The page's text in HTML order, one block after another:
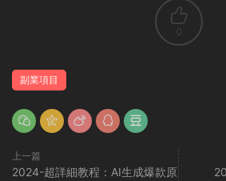
0
副業項目
上一篇
2024-超詳細教程：AI生成爆款原